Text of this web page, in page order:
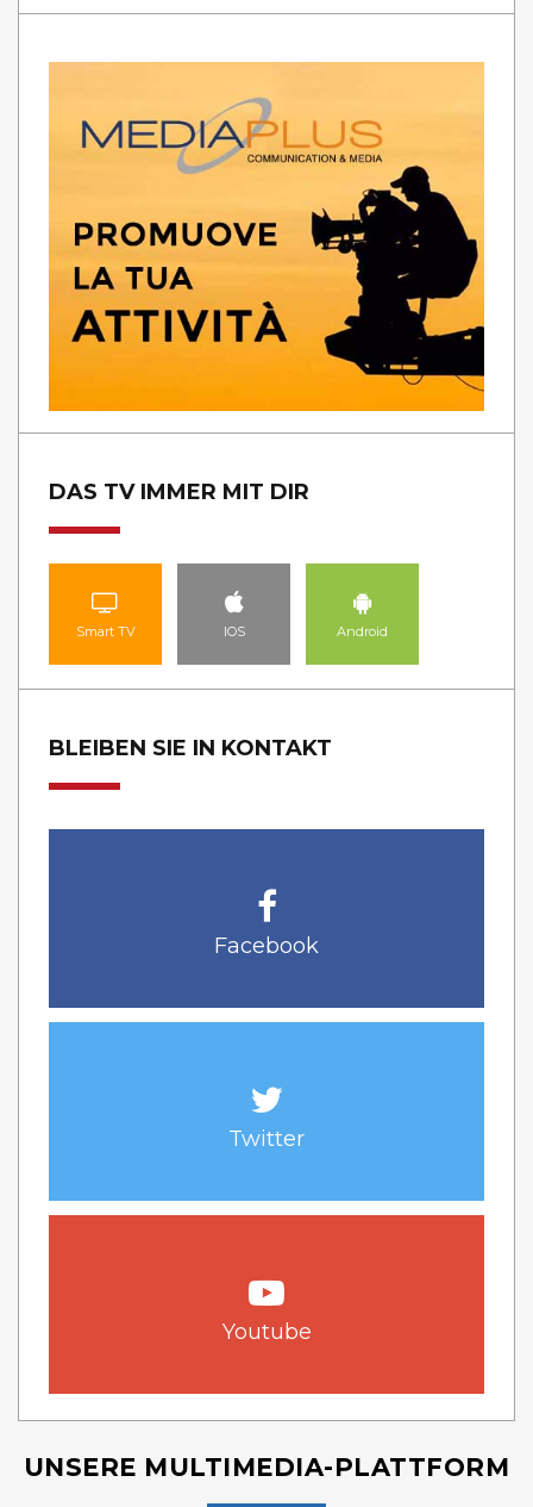
DAS TV IMMER MIT DIR
Smart TV IOS Android
BLEIBEN SIE IN KONTAKT
Facebook
Twitter
Youtube
UNSERE MULTIMEDIA-PLATTFORM